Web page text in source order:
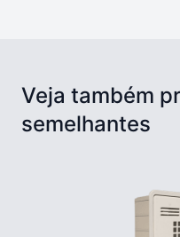
Veja também
semelhantes